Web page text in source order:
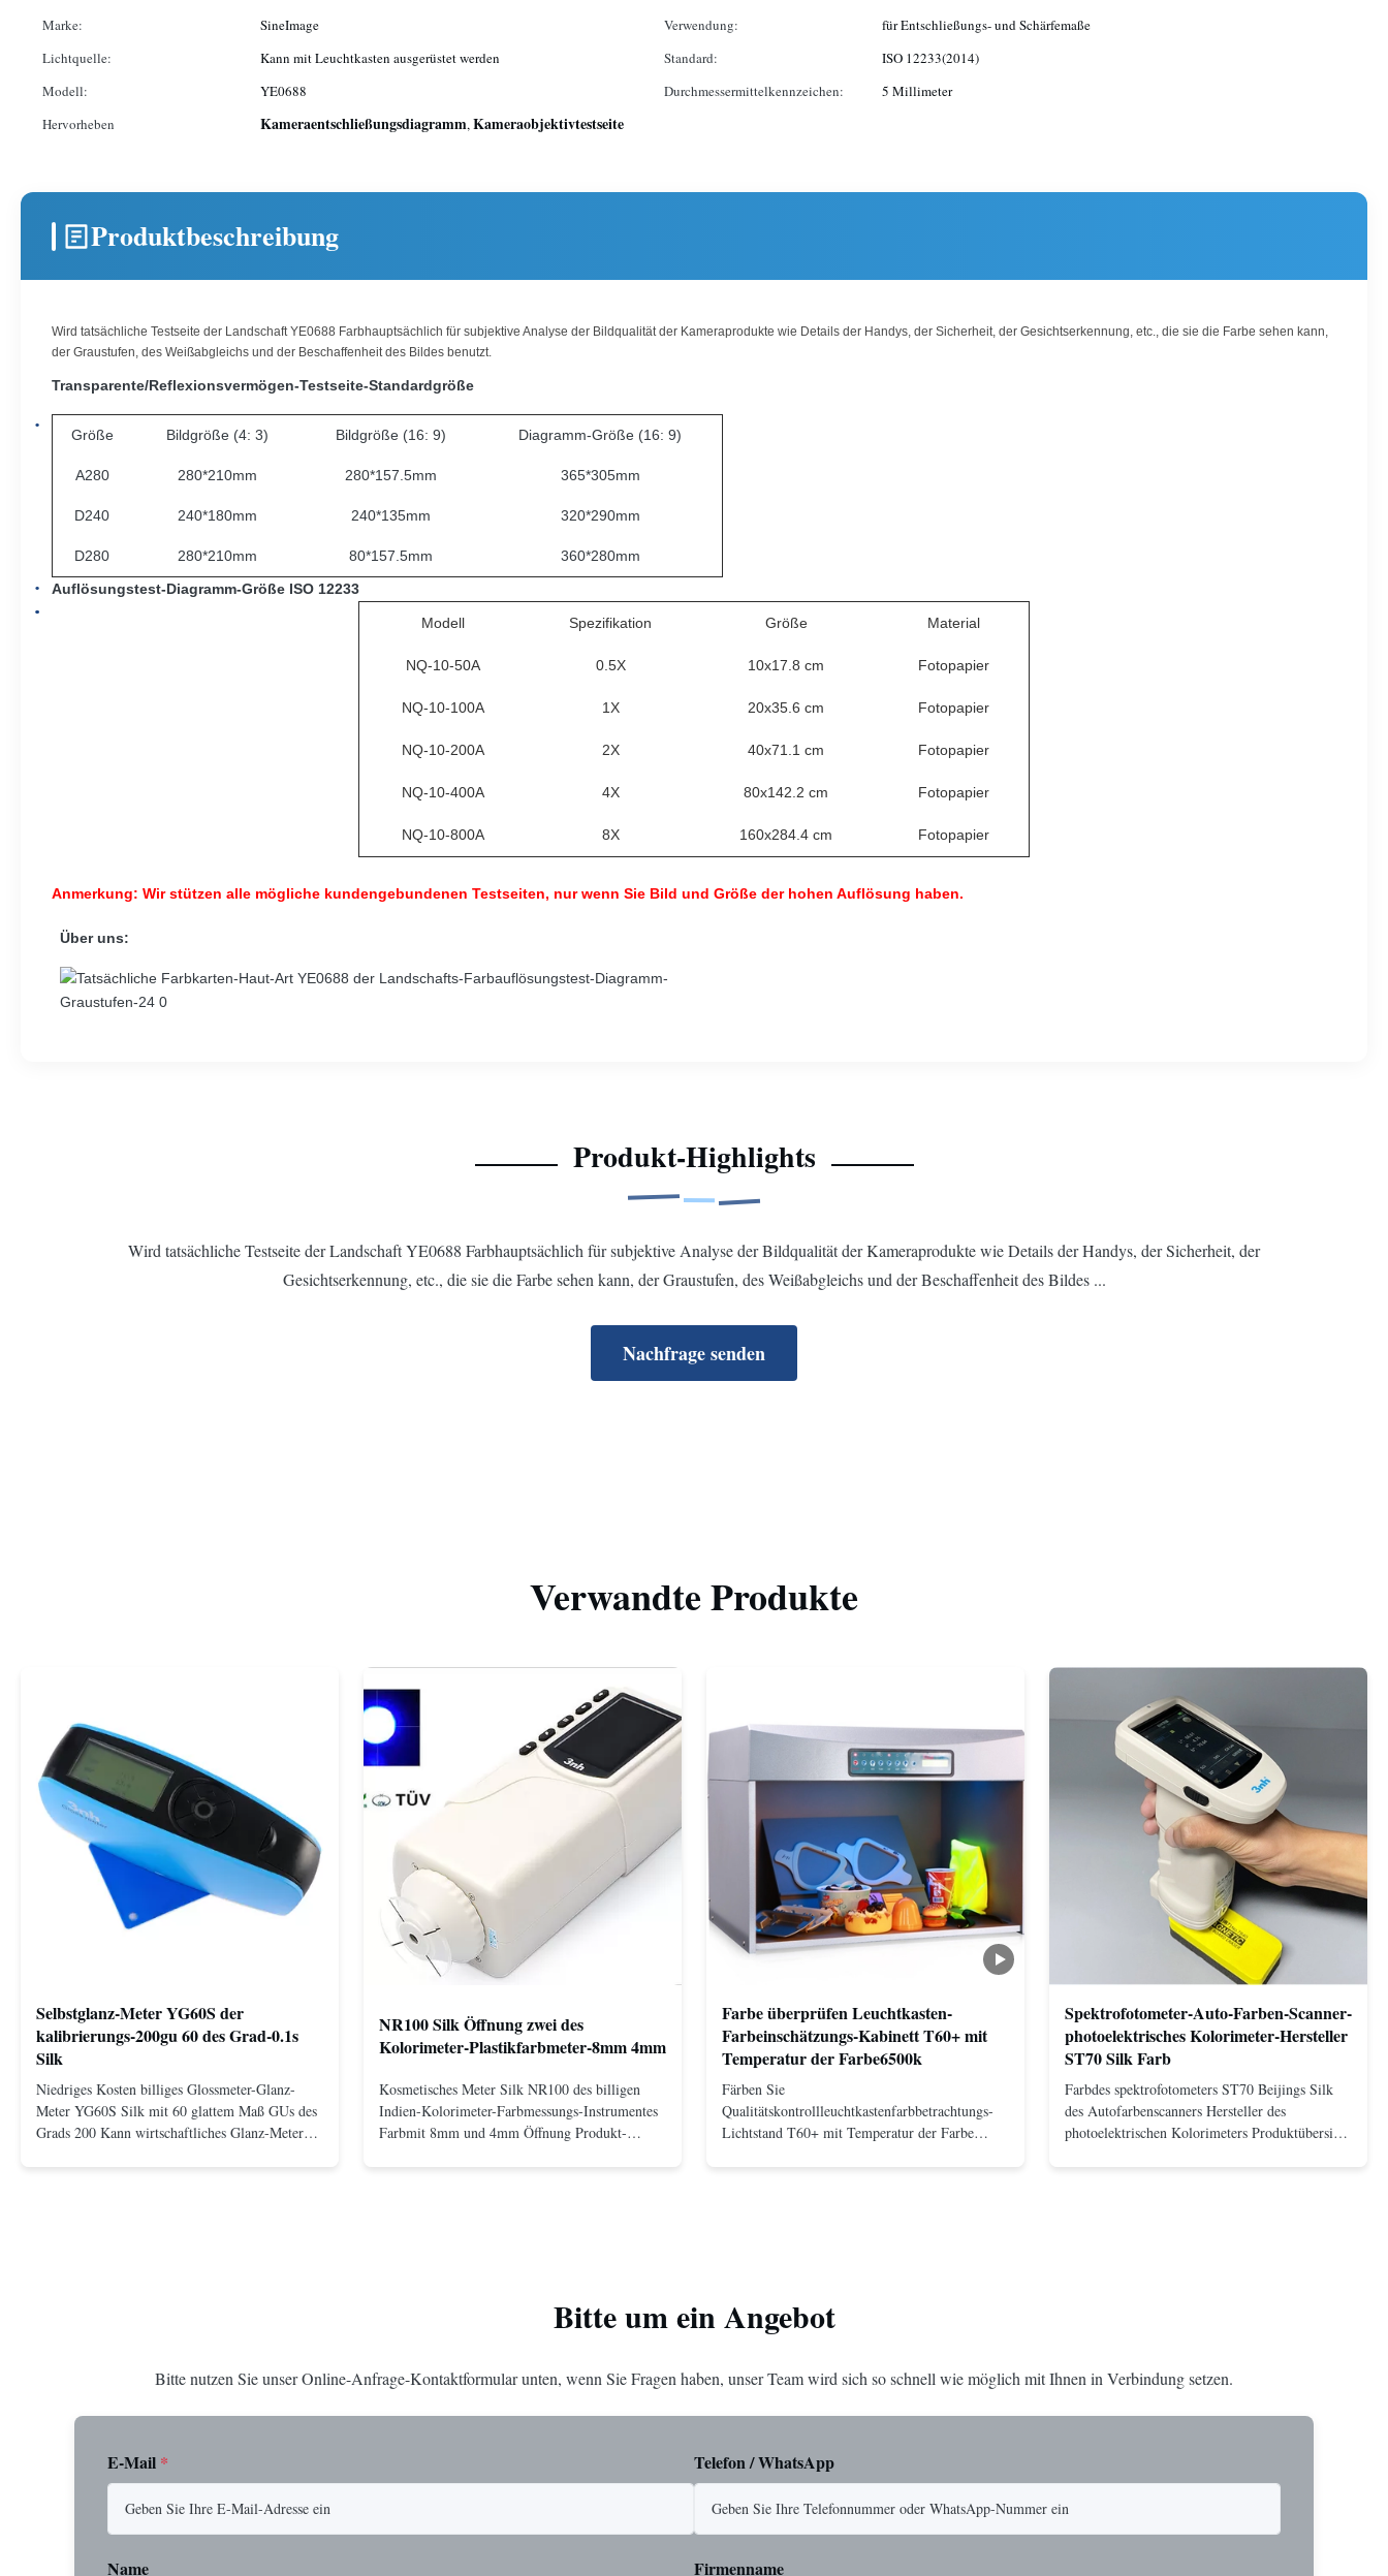
Marke: SineImage Verwendung:
für Entschließungs- und Schärfemaße
Lichtquelle:
Kann mit Leuchtkasten ausgerüstet werden Standard:
ISO 12233(2014)
Modell:
YE0688 Durchmessermittelkennzeichen:
5 Millimeter
Hervorheben
Kameraentschließungsdiagramm,Kameraobjektivtestseite
Produktbeschreibung
Wird tatsächliche Testseite der Landschaft YE0688 Farbhauptsächlich für subjektive Analyse der Bildqualität der Kameraprodukte wie Details der Handys, der Sicherheit, der Gesichtserkennung, etc., die sie die Farbe sehen kann,
der Graustufen, des Weißabgleichs und der Beschaffenheit des Bildes benutzt.
Transparente/Reflexionsvermögen-Testseite-Standardgröße
Größe Bildgröße (4: 3) Bildgröße (16: 9) Diagramm-Größe (16: 9)
A280 280*210mm 280*157.5mm 365*305mm
D240 240*180mm 240*135mm 320*290mm
D280 280*210mm 80*157.5mm
360*280mm
Auflösungstest-Diagramm-Größe ISO 12233
Modell Spezifikation Größe Material
NQ-10-50A 0.5X 10x17.8 cm Fotopapier
NQ-10-100A 1X 20x35.6 cm Fotopapier
NQ-10-200A 2X 40x71.1 cm Fotopapier
NQ-10-400A 4X 80x142.2 cm Fotopapier
NQ-10-800A 8X 160x284.4 cm Fotopapier
Anmerkung: Wir stützen alle mögliche kundengebundenen Testseiten, nur wenn Sie Bild und Größe der hohen Auflösung haben.
Über uns:
Produkt-Highlights
Wird tatsächliche Testseite der Landschaft YE0688 Farbhauptsächlich für subjektive Analyse der Bildqualität der Kameraprodukte wie Details der Handys, der Sicherheit, der
Gesichtserkennung, etc., die sie die Farbe sehen kann, der Graustufen, des Weißabgleichs und der Beschaffenheit des Bildes ...
Nachfrage senden
Verwandte Produkte
Selbstglanz-Meter YG60S der
kalibrierungs-200gu 60 des Grad-0.1s
Silk
Niedriges Kosten billiges Glossmeter-Glanz-
Meter YG60S Silk mit 60 glattem Maß GUs des
Grads 200 Kann wirtschaftliches Glanz-Meter
NR100 Silk Öffnung zwei des
Kolorimeter-Plastikfarbmeter-8mm 4mm
Kosmetisches Meter Silk NR100 des billigen
Indien-Kolorimeter-Farbmessungs-Instrumentes
Farbmit 8mm und 4mm Öffnung Produkt-
Farbe überprüfen Leuchtkasten-
Farbeinschätzungs-Kabinett T60+ mit
Temperatur der Farbe6500k
Färben Sie
Qualitätskontrollleuchtkastenfarbbetrachtungs-
Lichtstand T60+ mit Temperatur der Farbe
Spektrofotometer-Auto-Farben-Scanner-
photoelektrisches Kolorimeter-Hersteller
ST70 Silk Farb
Farbdes spektrofotometers ST70 Beijings Silk
des Autofarbenscanners Hersteller des
photoelektrischen Kolorimeters Produktübersicht
Bitte um ein Angebot
Bitte nutzen Sie unser Online-Anfrage-Kontaktformular unten, wenn Sie Fragen haben, unser Team wird sich so schnell wie möglich mit Ihnen in Verbindung setzen.
E-Mail * Telefon / WhatsApp
Name Firmenname